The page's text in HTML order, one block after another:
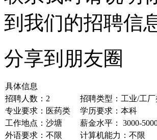
到我们的招聘信
分享到朋友圈
具体信息
招聘人数：2
招聘类型：工业/工厂
专业要求：医药类
学历要求：本科
工作地点：沙塘
薪金水平： 3000-
外语要求：不限
计算机能力：不限